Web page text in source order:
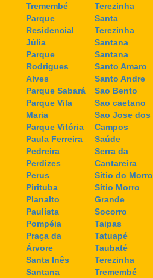
Tremembé
Parque
Residencial
Júlia
Parque
Rodrigues
Alves
Parque Sabará
Parque Vila
Maria
Parque Vitória
Paula Ferreira
Pedreira
Perdizes
Perus
Pirituba
Planalto
Paulista
Pompéia
Praça da
Árvore
Santa Inês
Santana
Terezinha
Santa
Terezinha
Santana
Santana
Santo Amaro
Santo Andre
Sao Bento
Sao caetano
Sao Jose dos
Campos
Saúde
Serra da
Cantareira
Sítio do Morro
Sítio Morro
Grande
Socorro
Taipas
Tatuapé
Taubaté
Terezinha
Tremembé